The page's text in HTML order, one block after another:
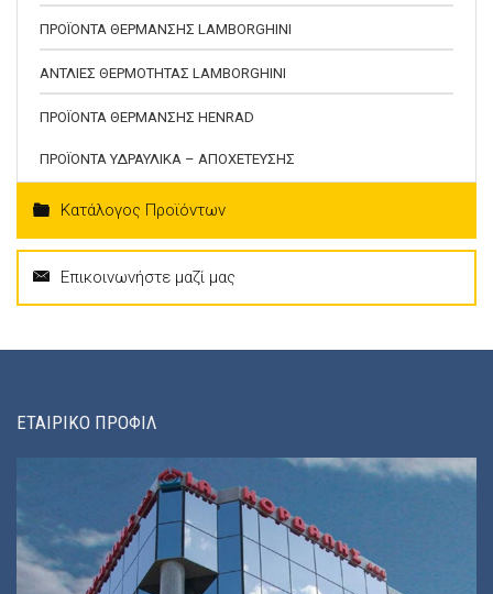
ΠΡΟΪΟΝΤΑ ΘΕΡΜΑΝΣΗΣ LAMBORGHINI
ΑΝΤΛΙΕΣ ΘΕΡΜΟΤΗΤΑΣ LAMBORGHINI
ΠΡΟΪΟΝΤΑ ΘΕΡΜΑΝΣΗΣ HENRAD
ΠΡΟΪΟΝΤΑ ΥΔΡΑΥΛΙΚΑ – ΑΠΟΧΕΤΕΥΣΗΣ
Κατάλογος Προϊόντων
Επικοινωνήστε μαζί μας
ΕΤΑΙΡΙΚΟ ΠΡΟΦΙΛ